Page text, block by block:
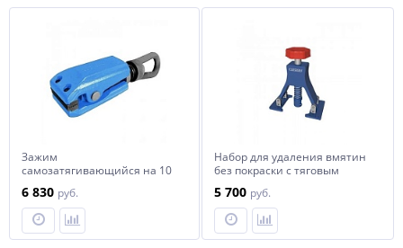
Зажим
самозатягивающийся на 10
6 830 руб.
Набор для удаления вмятин
без покраски с тяговым
5 700 руб.